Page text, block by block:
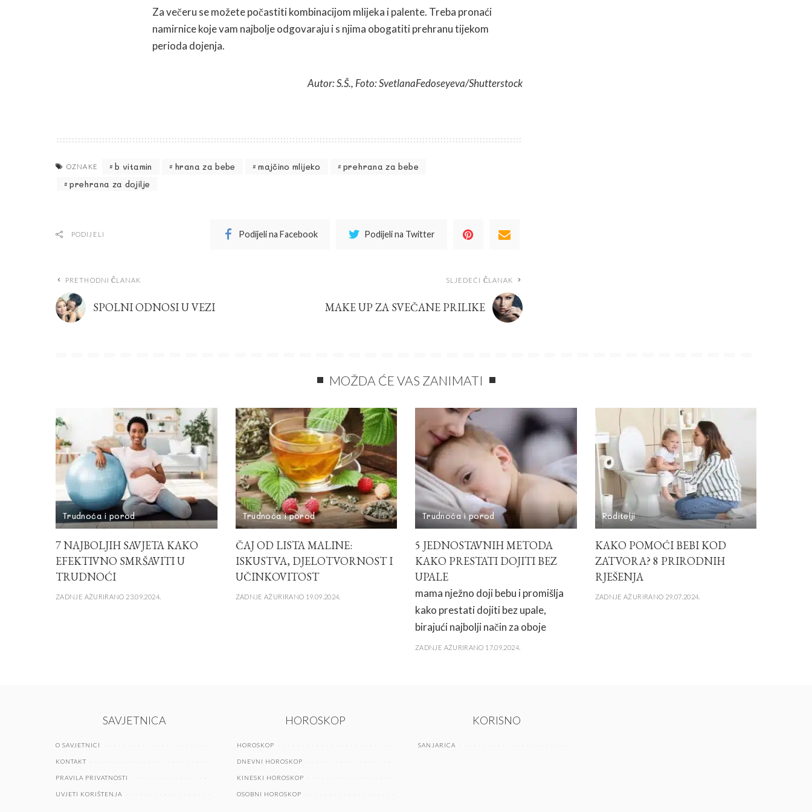
Za večeru se možete počastiti kombinacijom mlijeka i palente. Treba pronaći
namirnice koje vam najbolje odgovaraju i s njima obogatiti prehranu tijekom
perioda dojenja.
Autor: S.Š., Foto: SvetlanaFedoseyeva/Shutterstock
OZNAKE b vitamin hrana za bebe majčino mlijeko
prehrana za bebe
prehrana za dojilje
PODIJELI Podijeli na Facebook Podijeli na Twitter
PRETHODNI ČLANAK
SPOLNI ODNOSI U VEZI
SLJEDEĆI ČLANAK
MAKE UP ZA SVEČANE PRILIKE
MOŽDA ĆE VAS ZANIMATI
Trudnoća i porod
7 NAJBOLJIH SAVJETA KAKO
EFEKTIVNO SMRŠAVITI U
TRUDNOĆI
ZADNJE AŽURIRANO 23.09.2024.
Trudnoća i porod
ČAJ OD LISTA MALINE:
ISKUSTVA, DJELOTVORNOST I
UČINKOVITOST
ZADNJE AŽURIRANO 19.09.2024.
Trudnoća i porod
5 JEDNOSTAVNIH METODA
KAKO PRESTATI DOJITI BEZ
UPALE
mama nježno doji bebu i promišlja
kako prestati dojiti bez upale,
birajući najbolji način za oboje
ZADNJE AŽURIRANO 17.09.2024.
Roditelji
KAKO POMOĆI BEBI KOD
ZATVORA? 8 PRIRODNIH
RJEŠENJA
ZADNJE AŽURIRANO 29.07.2024.
SAVJETNICA
O SAVJETNICI
KONTAKT
PRAVILA PRIVATNOSTI
UVJETI KORIŠTENJA
HOROSKOP
HOROSKOP
DNEVNI HOROSKOP
KINESKI HOROSKOP
OSOBNI HOROSKOP
KORISNO
SANJARICA